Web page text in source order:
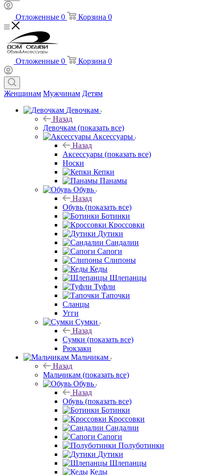
Отложенные 0 Корзина 0
Отложенные 0 Корзина 0
Женщинам Мужчинам Детям
Девочкам
Назад
Девочкам (показать все)
Аксессуары
Назад
Аксессуары (показать все)
Носки
Кепки
Панамы
Обувь
Назад
Обувь (показать все)
Ботинки
Кроссовки
Дутики
Сандалии
Сапоги
Слипоны
Кеды
Шлепанцы
Туфли
Тапочки
Сланцы
Угги
Сумки
Назад
Сумки (показать все)
Рюкзаки
Мальчикам
Назад
Мальчикам (показать все)
Обувь
Назад
Обувь (показать все)
Ботинки
Кроссовки
Сандалии
Сапоги
Полуботинки
Дутики
Шлепанцы
Кеды